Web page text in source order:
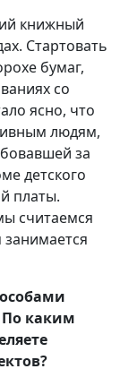
книжный
Стартовать
бумаг,
со
ясно, что
людям,
за
детского
платы.
считаемся
каким